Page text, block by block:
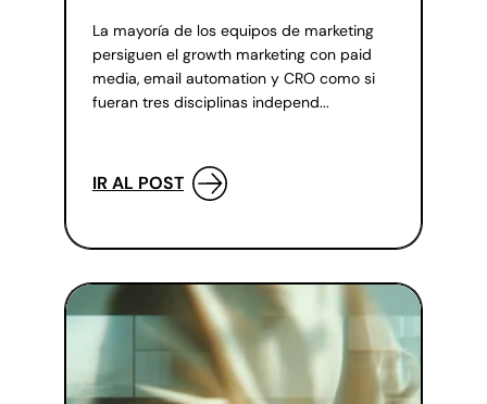
La mayoría de los equipos de marketing
persiguen el growth marketing con paid
media, email automation y CRO como si
fueran tres disciplinas independ...
IR AL POST